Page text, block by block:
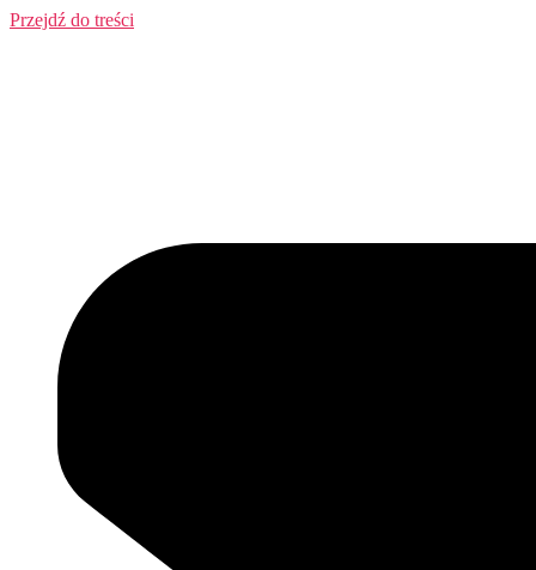
Przejdź do treści